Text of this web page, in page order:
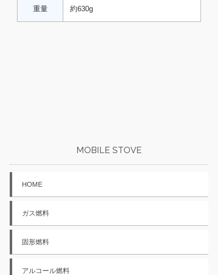
重量 約630g
MOBILE STOVE
HOME
ガス燃料
固形燃料
アルコール燃料